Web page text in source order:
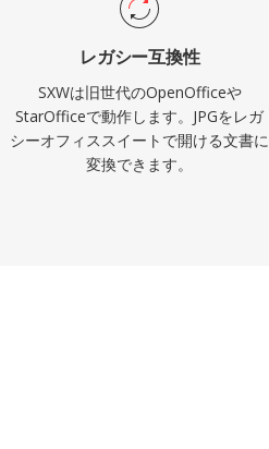
レガシー互換性
SXWは旧世代のOpenOfficeや
StarOfficeで動作します。JPGをレガ
シーオフィススイートで開ける文書に
変換できます。